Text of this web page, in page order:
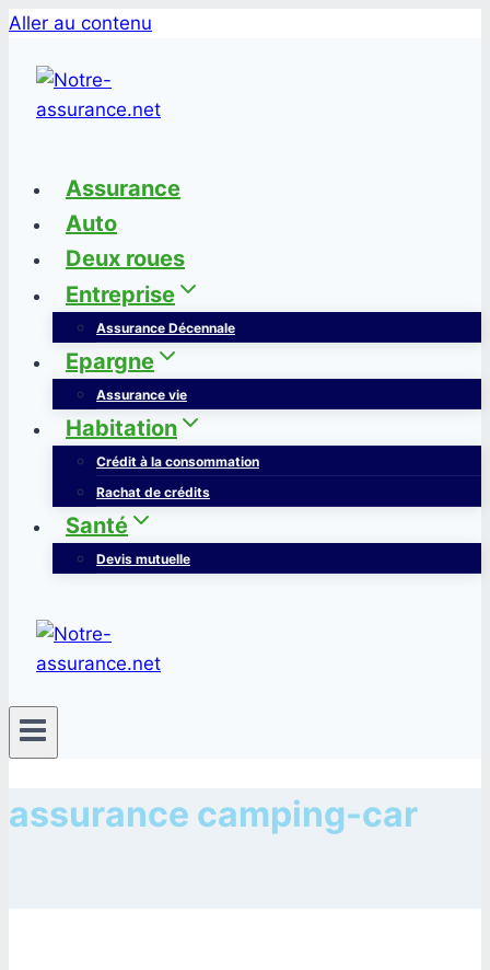
Aller au contenu
Assurance
Auto
Deux roues
Entreprise
Assurance Décennale
Epargne
Assurance vie
Habitation
Crédit à la consommation
Rachat de crédits
Santé
Devis mutuelle
assurance camping-car